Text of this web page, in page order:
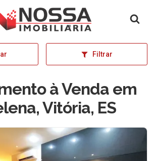
inicial
Filtrar
à Venda em
Vitória, ES